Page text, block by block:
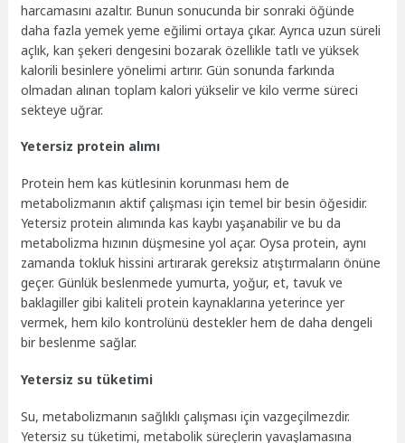
harcamasını azaltır. Bunun sonucunda bir sonraki öğünde
daha fazla yemek yeme eğilimi ortaya çıkar. Ayrıca uzun süreli
açlık, kan şekeri dengesini bozarak özellikle tatlı ve yüksek
kalorili besinlere yönelimi artırır. Gün sonunda farkında
olmadan alınan toplam kalori yükselir ve kilo verme süreci
sekteye uğrar.
Yetersiz protein alımı
Protein hem kas kütlesinin korunması hem de
metabolizmanın aktif çalışması için temel bir besin öğesidir.
Yetersiz protein alımında kas kaybı yaşanabilir ve bu da
metabolizma hızının düşmesine yol açar. Oysa protein, aynı
zamanda tokluk hissini artırarak gereksiz atıştırmaların önüne
geçer. Günlük beslenmede yumurta, yoğur, et, tavuk ve
baklagiller gibi kaliteli protein kaynaklarına yeterince yer
vermek, hem kilo kontrolünü destekler hem de daha dengeli
bir beslenme sağlar.
Yetersiz su tüketimi
Su, metabolizmanın sağlıklı çalışması için vazgeçilmezdir.
Yetersiz su tüketimi, metabolik süreçlerin yavaşlamasına